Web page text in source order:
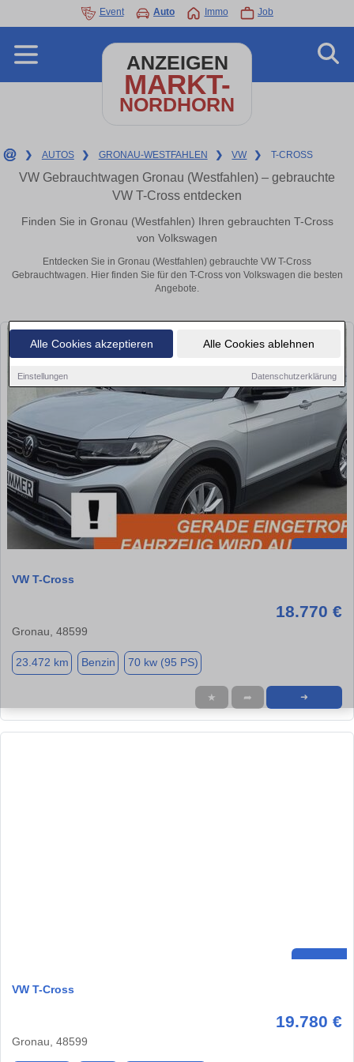
Alle Cookies akzeptieren Alle Cookies ablehnen
Einstellungen Datenschutzerklärung
Event Auto Immo Job
ANZEIGEN
MARKT-
NORDHORN
❯ AUTOS ❯ GRONAU-WESTFAHLEN ❯ VW ❯ T-CROSS
VW Gebrauchtwagen Gronau (Westfahlen) – gebrauchte
VW T-Cross entdecken
Finden Sie in Gronau (Westfahlen) Ihren gebrauchten T-Cross
von Volkswagen
Entdecken Sie in Gronau (Westfahlen) gebrauchte VW T-Cross
Gebrauchtwagen. Hier finden Sie für den T-Cross von Volkswagen die besten
Angebote.
VW T-Cross
18.770 €
Gronau, 48599
23.472 km Benzin 70 kw (95 PS)
★ ➦ ➜
VW T-Cross
19.780 €
Gronau, 48599